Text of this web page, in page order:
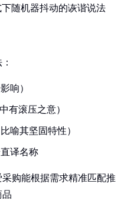
随机器抖动的诙谐说法
响）
有滚压之意）
喻其坚固特性）
译名称
购能根据需求精准匹配推
品